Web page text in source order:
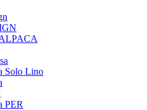
Solo Lino
PER